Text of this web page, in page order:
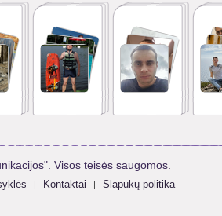
Visos teisės saugomos.
| Kontaktai | Slapukų politika